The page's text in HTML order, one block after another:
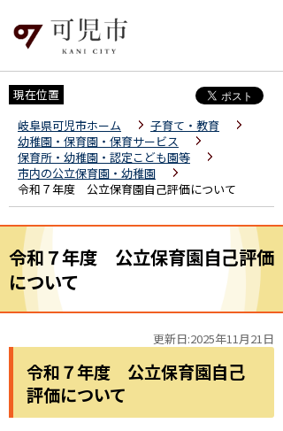
現在位置
岐阜県可児市ホーム
子育て・教育
幼稚園・保育園・保育サービス
保育所・幼稚園・認定こども園等
市内の公立保育園・幼稚園
令和７年度 公立保育園自己評価について
令和７年度 公立保育園自己評価
について
更新日:2025年11月21日
令和７年度 公立保育園自己
評価について